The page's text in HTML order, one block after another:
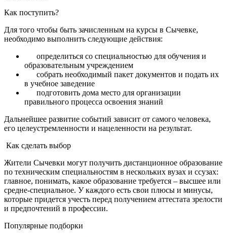
Как поступить?
Для того чтобы быть зачисленным на курсы в Сычевке,
необходимо выполнить следующие действия:
определиться со специальностью для обучения и
образовательным учреждением
собрать необходимый пакет документов и подать их
в учебное заведение
подготовить дома место для организации
правильного процесса освоения знаний
Дальнейшее развитие событий зависит от самого человека,
его целеустремленности и нацеленности на результат.
Как сделать выбор
Жители Сычевки могут получить дистанционное образование
по техническим специальностям в нескольких вузах и ссузах:
главное, понимать, какое образование требуется – высшее или
средне-специальное. У каждого есть свои плюсы и минусы,
которые придется учесть перед получением аттестата зрелости
и предпочтений в профессии.
Популярные подборки